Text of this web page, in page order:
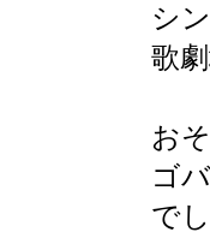
シ
歌
お
ゴ
で